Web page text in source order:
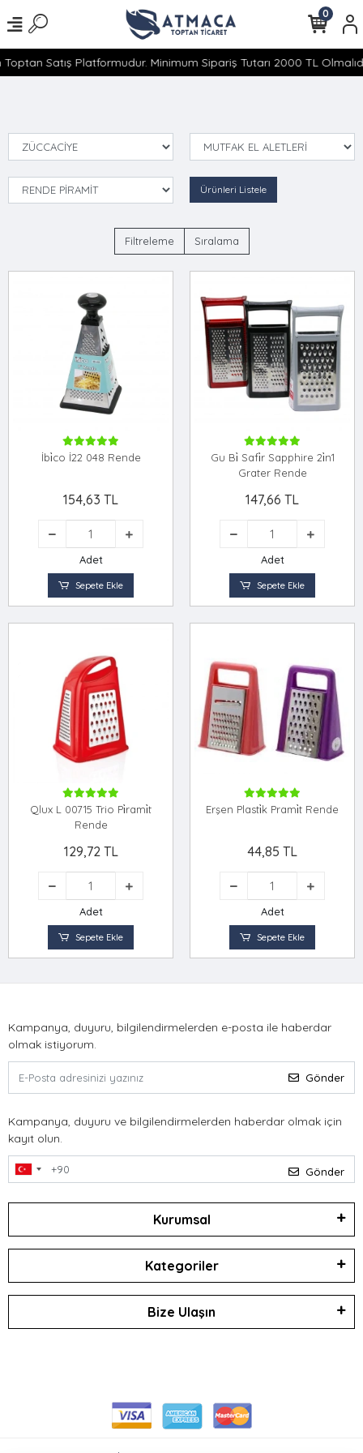
Satış Platformudur. Minimum Sipariş Tutarı 2000 TL
0
Ürünleri Listele
Filtreleme Sıralama
İbi̇co İ22 048 Rende
154,63 TL
Adet
Sepete Ekle
Gu Bi̇ Safi̇r Sapphire 2i̇n1
Grater Rende
147,66 TL
Adet
Sepete Ekle
Qlux L 00715 Trio Pi̇rami̇t
Rende
129,72 TL
Adet
Sepete Ekle
Erşen Plasti̇k Prami̇t Rende
44,85 TL
Adet
Sepete Ekle
Kampanya, duyuru, bilgilendirmelerden e-posta ile haberdar
olmak istiyorum.
Gönder
Kampanya, duyuru ve bilgilendirmelerden haberdar olmak için
kayıt olun.
Gönder
Kurumsal
Kategoriler
Bize Ulaşın